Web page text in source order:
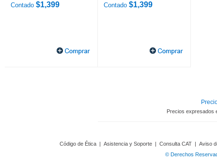
Contado $1,399 Contado $1,399
Precios expresados
Código de Ética | Asistencia y Soporte | Consulta CAT | Aviso
© Derechos